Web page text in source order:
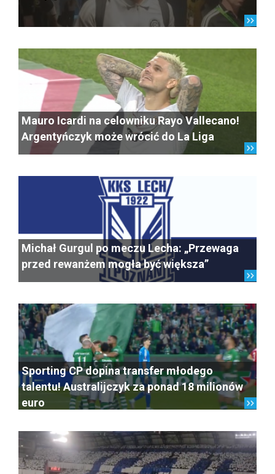
Mauro Icardi na celowniku Rayo Vallecano!
Argentyńczyk może wrócić do La Liga
Michał Gurgul po meczu Lecha: „Przewaga
przed rewanżem mogła być większa”
Sporting CP dopina transfer młodego
talentu! Australijczyk za ponad 18 milionów
euro